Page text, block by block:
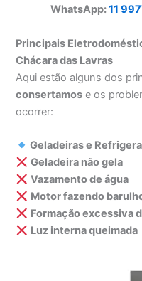
WhatsApp:11
Principais
Chácara das Lavras
Aqui estão alguns dos
consertamos e os
ocorrer:
Geladeiras e
Geladeira não gela
Vazamento de água
Motor fazendo
Formação excessiva
Luz interna queimada